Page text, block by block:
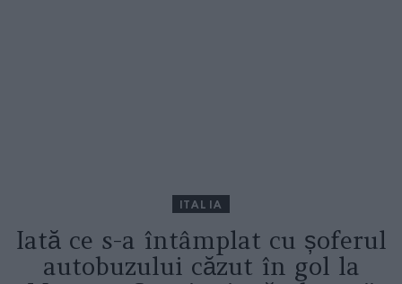
ITALIA
Iată ce s-a întâmplat cu șoferul
autobuzului căzut în gol la